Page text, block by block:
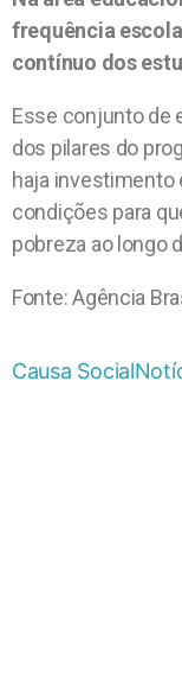
frequência
contínuo dos
Esse conjunto de
dos pilares do
haja investimento
condições para
pobreza ao longo
Fonte: Agência
Causa Social